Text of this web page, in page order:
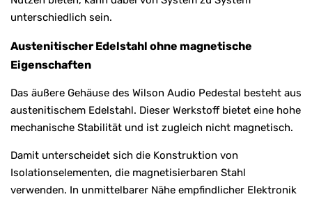
unterschiedlich sein.
Austenitischer Edelstahl ohne magnetische
Eigenschaften
Das äußere Gehäuse des Wilson Audio Pedestal besteht aus
austenitischem Edelstahl. Dieser Werkstoff bietet eine hohe
mechanische Stabilität und ist zugleich nicht magnetisch.
Damit unterscheidet sich die Konstruktion von
Isolationselementen, die magnetisierbaren Stahl
verwenden. In unmittelbarer Nähe empfindlicher Elektronik